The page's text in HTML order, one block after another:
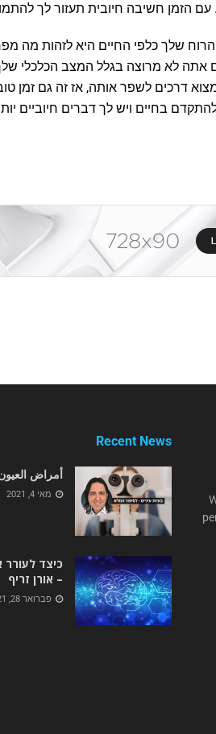
הזמן חשיבה חיובית תעזור לך
שלך כלפי החיים היא לזהות מה
לא מרוצה בגלל המצב הכלכלי
דרכים לשפר אותה, אז זה גם
בחיים ויש לך דברים חיוביים
Recent News
أمراض
מאי 4, 2021
כיצד
– אורן זריף
פברואר 28, 2021